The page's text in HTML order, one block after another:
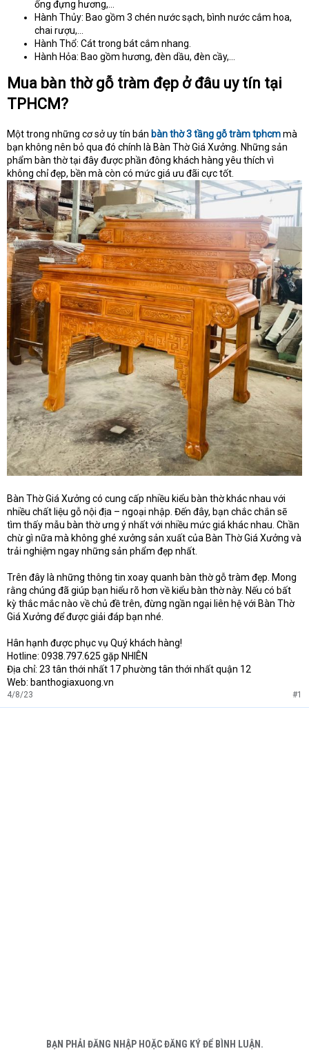
ống đựng hương,…
Hành Thủy: Bao gồm 3 chén nước sạch, bình nước cắm hoa,
chai rượu,…
Hành Thổ: Cát trong bát cắm nhang.
Hành Hỏa: Bao gồm hương, đèn dầu, đèn cầy,…
Mua bàn thờ gỗ tràm đẹp ở đâu uy tín tại
TPHCM?
Một trong những cơ sở uy tín bán bàn thờ 3 tầng gỗ tràm tphcmmà
bạn không nên bỏ qua đó chính là Bàn Thờ Giá Xưởng. Những sản
phẩm bàn thờ tại đây được phần đông khách hàng yêu thích vì
không chỉ đẹp, bền mà còn có mức giá ưu đãi cực tốt.
Bàn Thờ Giá Xưởng có cung cấp nhiều kiểu bàn thờ khác nhau với
nhiều chất liệu gỗ nội địa – ngoại nhập. Đến đây, bạn chắc chắn sẽ
tìm thấy mẫu bàn thờ ưng ý nhất với nhiều mức giá khác nhau. Chần
chừ gì nữa mà không ghé xưởng sản xuất của Bàn Thờ Giá Xưởng và
trải nghiệm ngay những sản phẩm đẹp nhất.
Trên đây là những thông tin xoay quanh bàn thờ gỗ tràm đẹp. Mong
rằng chúng đã giúp bạn hiểu rõ hơn về kiểu bàn thờ này. Nếu có bất
kỳ thắc mắc nào về chủ đề trên, đừng ngần ngại liên hệ với Bàn Thờ
Giá Xưởng để được giải đáp bạn nhé.
Hân hạnh được phục vụ Quý khách hàng!
Hotline: 0938.797.625 gặp NHIÊN
Địa chỉ: 23 tân thới nhất 17 phường tân thới nhất quận 12
Web: banthogiaxuong.vn
4/8/23 #1
BẠN PHẢI ĐĂNG NHẬP HOẶC ĐĂNG KÝ ĐỂ BÌNH LUẬN.